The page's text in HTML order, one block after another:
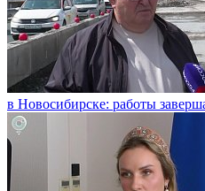
в Новосибирске: работы